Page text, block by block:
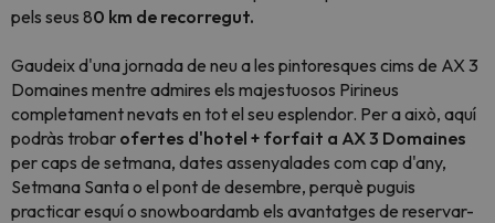
pels seus 80 km de recorregut.
Gaudeix d'una jornada de neu a les pintoresques cims de AX 3
Domaines mentre admires els majestuosos Pirineus
completament nevats en tot el seu esplendor. Per a això, aquí
podràs trobar ofertes d'hotel + forfait a AX 3 Domaines
per caps de setmana, dates assenyalades com cap d'any,
Setmana Santa o el pont de desembre, perquè puguis
practicar esquí o snowboardamb els avantatges de reservar-